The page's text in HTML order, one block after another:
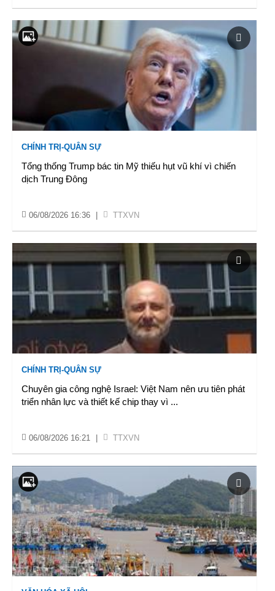
CHÍNH TRỊ-QUÂN SỰ
Tổng thống Trump bác tin Mỹ thiếu hụt vũ khí vì chiến
dịch Trung Đông
06/08/2026 16:36 TTXVN
CHÍNH TRỊ-QUÂN SỰ
Chuyên gia công nghệ Israel: Việt Nam nên ưu tiên phát
triển nhân lực và thiết kế chip thay vì ...
06/08/2026 16:21 TTXVN